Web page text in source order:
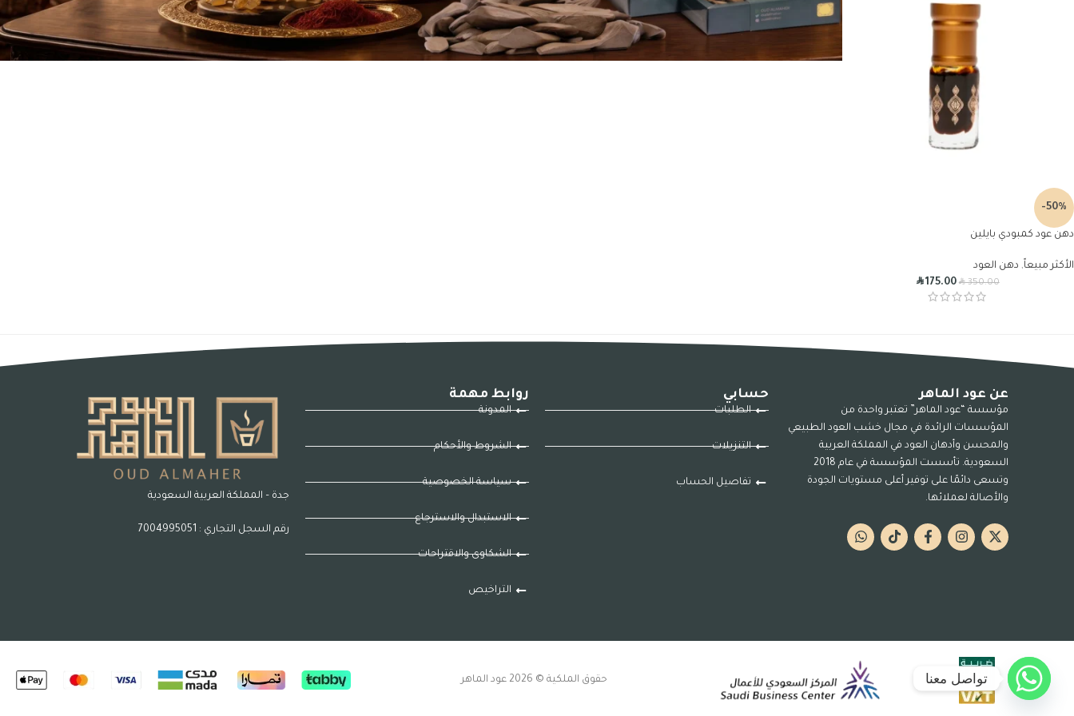
-50%
دهن عود كمبودي بايلين
الأكثر مبيعاً, دهن العود
R350.00
R175.00
عن عود الماهر
مؤسسة “عود الماهر” تعتبر واحدة من
المؤسسات الرائدة في مجال خشب العود الطبيعي
والمحسن وأدهان العود في المملكة العربية
السعودية. تأسست المؤسسة في عام 2018
وتسعى دائمًا على توفير أعلى مستويات الجودة
والأصالة لعملائها.
حسابي
الطلبات
التنزيلات
تفاصيل الحساب
روابط مهمة
المدونة
الشروط والأحكام
سياسة الخصوصية
الاستبدال والاسترجاع
الشكاوى والاقتراحات
التراخيص
جدة – المملكة العربية السعودية
رقم السجل التجاري : 7004995051
حقوق الملكية © 2026 عود الماهر تواصل معنا